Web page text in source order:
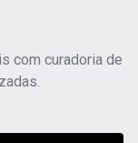
com curadoria de